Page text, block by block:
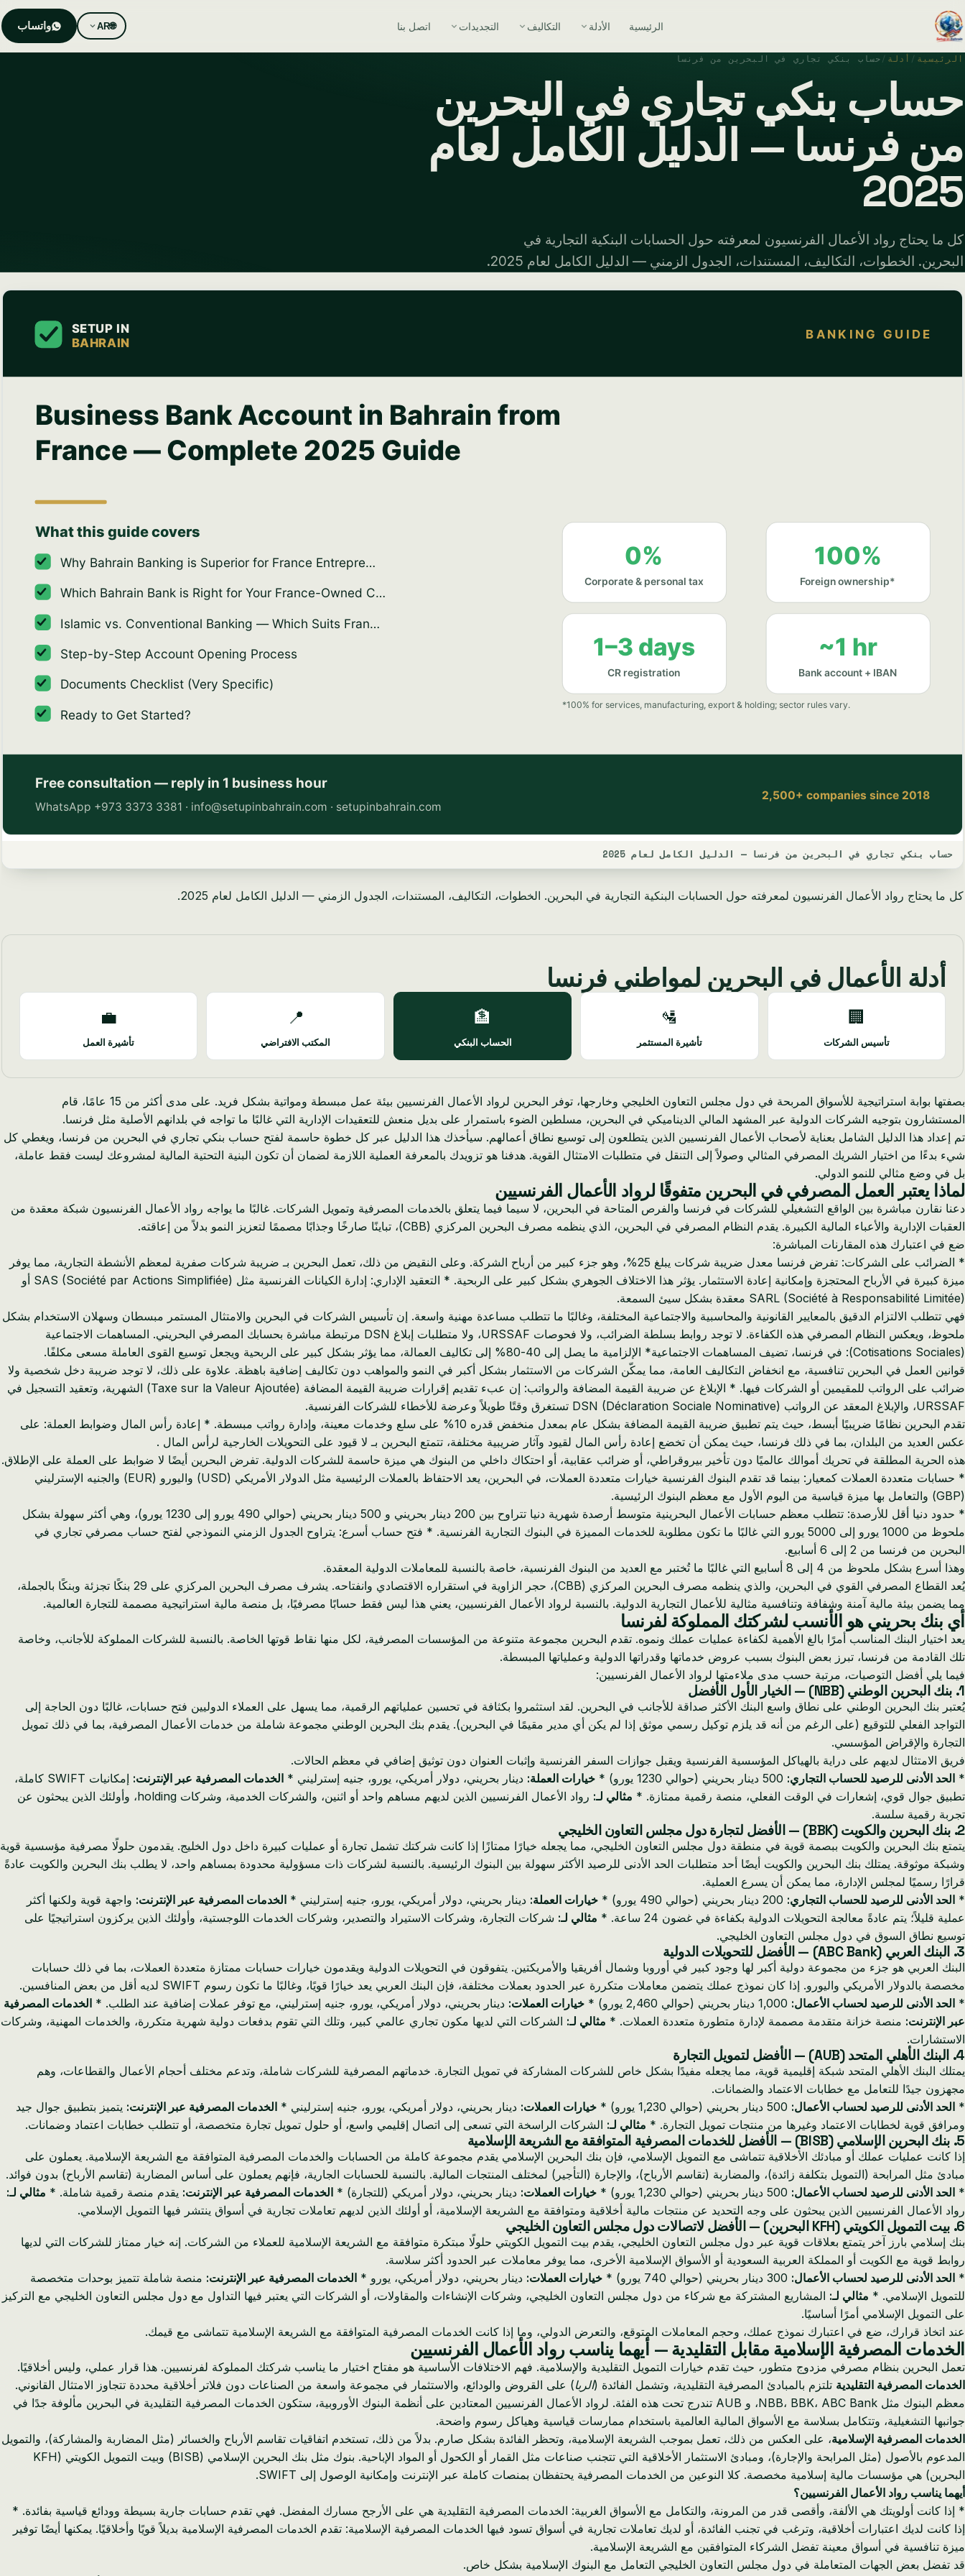
الرئيسية الأدلة التكاليف التجديدات اتصل بنا 🌐
AR واتساب
الرئيسية / أدلة /حساب بنكي تجاري في البحرين من فرنسا
حساب بنكي تجاري في البحرين
من فرنسا — الدليل الكامل لعام
2025
كل ما يحتاج رواد الأعمال الفرنسيون لمعرفته حول الحسابات البنكية التجارية في
البحرين. الخطوات، التكاليف، المستندات، الجدول الزمني — الدليل الكامل لعام 2025.
حساب بنكي تجاري في البحرين من فرنسا — الدليل الكامل لعام 2025
كل ما يحتاج رواد الأعمال الفرنسيون لمعرفته حول الحسابات البنكية التجارية في البحرين. الخطوات، التكاليف، المستندات، الجدول الزمني — الدليل الكامل لعام 2025.
أدلة الأعمال في البحرين لمواطني فرنسا
🏢
تأسيس الشركات
🛂
تأشيرة المستثمر
🏦
الحساب البنكي
📍
المكتب الافتراضي
💼
تأشيرة العمل
بصفتها بوابة استراتيجية للأسواق المربحة في دول مجلس التعاون الخليجي وخارجها، توفر البحرين لرواد الأعمال الفرنسيين بيئة عمل مبسطة ومواتية بشكل فريد. على مدى أكثر من 15 عامًا، قام
المستشارون بتوجيه الشركات الدولية عبر المشهد المالي الديناميكي في البحرين، مسلطين الضوء باستمرار على بديل منعش للتعقيدات الإدارية التي غالبًا ما تواجه في بلدانهم الأصلية مثل فرنسا.
تم إعداد هذا الدليل الشامل بعناية لأصحاب الأعمال الفرنسيين الذين يتطلعون إلى توسيع نطاق أعمالهم. سيأخذك هذا الدليل عبر كل خطوة حاسمة لفتح حساب بنكي تجاري في البحرين من فرنسا، ويغطي كل
شيء بدءًا من اختيار الشريك المصرفي المثالي وصولاً إلى التنقل في متطلبات الامتثال القوية. هدفنا هو تزويدك بالمعرفة العملية اللازمة لضمان أن تكون البنية التحتية المالية لمشروعك ليست فقط عاملة،
بل في وضع مثالي للنمو الدولي.
لماذا يعتبر العمل المصرفي في البحرين متفوقًا لرواد الأعمال الفرنسيين
دعنا نقارن مباشرة بين الواقع التشغيلي للشركات في فرنسا والفرص المتاحة في البحرين، لا سيما فيما يتعلق بالخدمات المصرفية وتمويل الشركات. غالبًا ما يواجه رواد الأعمال الفرنسيون شبكة معقدة من
العقبات الإدارية والأعباء المالية الكبيرة. يقدم النظام المصرفي في البحرين، الذي ينظمه مصرف البحرين المركزي (CBB)، تباينًا صارخًا وجذابًا مصممًا لتعزيز النمو بدلاً من إعاقته.
ضع في اعتبارك هذه المقارنات المباشرة:
* الضرائب على الشركات: تفرض فرنسا معدل ضريبة شركات يبلغ 25%، وهو جزء كبير من أرباح الشركة. وعلى النقيض من ذلك، تعمل البحرين بـ ضريبة شركات صفرية لمعظم الأنشطة التجارية، مما يوفر
ميزة كبيرة في الأرباح المحتجزة وإمكانية إعادة الاستثمار. يؤثر هذا الاختلاف الجوهري بشكل كبير على الربحية. * التعقيد الإداري: إدارة الكيانات الفرنسية مثل SAS (Société par Actions Simplifiée) أو
SARL (Société à Responsabilité Limitée) معقدة بشكل سيئ السمعة.
فهي تتطلب الالتزام الدقيق بالمعايير القانونية والمحاسبية والاجتماعية المختلفة، وغالبًا ما تتطلب مساعدة مهنية واسعة. إن تأسيس الشركات في البحرين والامتثال المستمر مبسطان وسهلان الاستخدام بشكل
ملحوظ، ويعكس النظام المصرفي هذه الكفاءة. لا توجد روابط بسلطة الضرائب، ولا فحوصات URSSAF، ولا متطلبات إبلاغ DSN مرتبطة مباشرة بحسابك المصرفي البحريني. المساهمات الاجتماعية
(Cotisations Sociales): في فرنسا، تضيف المساهمات الاجتماعية* الإلزامية ما يصل إلى 40-80% إلى تكاليف العمالة، مما يؤثر بشكل كبير على الربحية ويجعل توسيع القوى العاملة مسعى مكلفًا.
قوانين العمل في البحرين تنافسية، مع انخفاض التكاليف العامة، مما يمكّن الشركات من الاستثمار بشكل أكبر في النمو والمواهب دون تكاليف إضافية باهظة. علاوة على ذلك، لا توجد ضريبة دخل شخصية ولا
ضرائب على الرواتب للمقيمين أو الشركات فيها. * الإبلاغ عن ضريبة القيمة المضافة والرواتب: إن عبء تقديم إقرارات ضريبة القيمة المضافة (Taxe sur la Valeur Ajoutée) الشهرية، وتعقيد التسجيل في
URSSAF، والإبلاغ المعقد عن الرواتب DSN (Déclaration Sociale Nominative) تستغرق وقتًا طويلاً وعرضة للأخطاء للشركات الفرنسية.
تقدم البحرين نظامًا ضريبيًا أبسط، حيث يتم تطبيق ضريبة القيمة المضافة بشكل عام بمعدل منخفض قدره 10% على سلع وخدمات معينة، وإدارة رواتب مبسطة. * إعادة رأس المال وضوابط العملة: على
عكس العديد من البلدان، بما في ذلك فرنسا، حيث يمكن أن تخضع إعادة رأس المال لقيود وآثار ضريبية مختلفة، تتمتع البحرين بـ لا قيود على التحويلات الخارجية لرأس المال .
هذه الحرية المطلقة في تحريك أموالك عالميًا دون تأخير بيروقراطي، أو ضرائب عقابية، أو احتكاك داخلي من البنوك هي ميزة حاسمة للشركات الدولية. تفرض البحرين أيضًا لا ضوابط على العملة على الإطلاق.
* حسابات متعددة العملات كمعيار: بينما قد تقدم البنوك الفرنسية خيارات متعددة العملات، في البحرين، يعد الاحتفاظ بالعملات الرئيسية مثل الدولار الأمريكي (USD) واليورو (EUR) والجنيه الإسترليني
(GBP) والتعامل بها ميزة قياسية من اليوم الأول مع معظم البنوك الرئيسية.
* حدود دنيا أقل للأرصدة: تتطلب معظم حسابات الأعمال البحرينية متوسط أرصدة شهرية دنيا تتراوح بين 200 دينار بحريني و 500 دينار بحريني (حوالي 490 يورو إلى 1230 يورو)، وهي أكثر سهولة بشكل
ملحوظ من 1000 يورو إلى 5000 يورو التي غالبًا ما تكون مطلوبة للخدمات المميزة في البنوك التجارية الفرنسية. * فتح حساب أسرع: يتراوح الجدول الزمني النموذجي لفتح حساب مصرفي تجاري في
البحرين من فرنسا من 2 إلى 6 أسابيع.
وهذا أسرع بشكل ملحوظ من 4 إلى 8 أسابيع التي غالبًا ما تُختبر مع العديد من البنوك الفرنسية، خاصة بالنسبة للمعاملات الدولية المعقدة.
يُعد القطاع المصرفي القوي في البحرين، والذي ينظمه مصرف البحرين المركزي (CBB)، حجر الزاوية في استقراره الاقتصادي وانفتاحه. يشرف مصرف البحرين المركزي على 29 بنكًا تجزئة وبنكًا بالجملة،
مما يضمن بيئة مالية آمنة وشفافة وتنافسية مثالية للأعمال التجارية الدولية. بالنسبة لرواد الأعمال الفرنسيين، يعني هذا ليس فقط حسابًا مصرفيًا، بل منصة مالية استراتيجية مصممة للتجارة العالمية.
أي بنك بحريني هو الأنسب لشركتك المملوكة لفرنسا
يعد اختيار البنك المناسب أمرًا بالغ الأهمية لكفاءة عمليات عملك ونموه. تقدم البحرين مجموعة متنوعة من المؤسسات المصرفية، لكل منها نقاط قوتها الخاصة. بالنسبة للشركات المملوكة للأجانب، وخاصة
تلك القادمة من فرنسا، تبرز بعض البنوك بسبب عروض خدماتها وقدراتها الدولية وعملياتها المبسطة.
فيما يلي أفضل التوصيات، مرتبة حسب مدى ملاءمتها لرواد الأعمال الفرنسيين:
1. بنك البحرين الوطني (NBB) — الخيار الأول الأفضل
يُعتبر بنك البحرين الوطني على نطاق واسع البنك الأكثر صداقة للأجانب في البحرين. لقد استثمروا بكثافة في تحسين عملياتهم الرقمية، مما يسهل على العملاء الدوليين فتح حسابات، غالبًا دون الحاجة إلى
التواجد الفعلي للتوقيع (على الرغم من أنه قد يلزم توكيل رسمي موثق إذا لم يكن أي مدير مقيمًا في البحرين). يقدم بنك البحرين الوطني مجموعة شاملة من خدمات الأعمال المصرفية، بما في ذلك تمويل
التجارة والإقراض المؤسسي.
فريق الامتثال لديهم على دراية بالهياكل المؤسسية الفرنسية ويقبل جوازات السفر الفرنسية وإثبات العنوان دون توثيق إضافي في معظم الحالات.
* الحد الأدنى للرصيد للحساب التجاري: خيارات العملة: دينار بحريني، دولار أمريكي، يورو، جنيه إسترليني * الخدمات المصرفية عبر الإنترنت:
إمكانيات SWIFT كاملة،
تطبيق جوال قوي، إشعارات في الوقت الفعلي، منصة رقمية ممتازة. * مثالي لـ:
رواد الأعمال الفرنسيين الذين لديهم مساهم واحد أو اثنين، والشركات الخدمية، وشركات holding، وأولئك الذين يبحثون عن
تجربة رقمية سلسة.
2. بنك البحرين والكويت (BBK) — الأفضل لتجارة دول مجلس التعاون الخليجي
يتمتع بنك البحرين والكويت ببصمة قوية في منطقة دول مجلس التعاون الخليجي، مما يجعله خيارًا ممتازًا إذا كانت شركتك تشمل تجارة أو عمليات كبيرة داخل دول الخليج. يقدمون حلولًا مصرفية مؤسسية قوية
وشبكة موثوقة. يمتلك بنك البحرين والكويت أيضًا أحد متطلبات الحد الأدنى للرصيد الأكثر سهولة بين البنوك الرئيسية. بالنسبة لشركات ذات مسؤولية محدودة بمساهم واحد، لا يطلب بنك البحرين والكويت عادةً
قرارًا رسميًا لمجلس الإدارة، مما يمكن أن يسرع العملية.
* الحد الأدنى للرصيد للحساب التجاري: خيارات العملة: دينار بحريني، دولار أمريكي، يورو، جنيه إسترليني * الخدمات المصرفية عبر الإنترنت: واجهة قوية ولكنها أكثر
عملية قليلاً؛ يتم عادةً معالجة التحويلات الدولية بكفاءة في غضون 24 ساعة. *
مثالي لـ: شركات التجارة، وشركات الاستيراد والتصدير، وشركات الخدمات اللوجستية، وأولئك الذين يركزون استراتيجيًا على
توسيع نطاق السوق في دول مجلس التعاون الخليجي.
3. البنك العربي (ABC Bank) — الأفضل للتحويلات الدولية
البنك العربي هو جزء من مجموعة دولية أكبر لها وجود كبير في أوروبا وشمال أفريقيا والأمريكتين. يتفوقون في التحويلات الدولية ويقدمون خيارات حسابات ممتازة متعددة العملات، بما في ذلك حسابات
مخصصة بالدولار الأمريكي واليورو. إذا كان نموذج عملك يتضمن معاملات متكررة عبر الحدود بعملات مختلفة، فإن البنك العربي يعد خيارًا قويًا، وغالبًا ما تكون رسوم SWIFT لديه أقل من بعض المنافسين.
* الحد الأدنى للرصيد لحساب الأعمال: خيارات العملات: دينار بحريني، دولار أمريكي، يورو، جنيه إسترليني، مع توفر عملات إضافية عند الطلب. * الخدمات المصرفية
عبر الإنترنت: منصة خزانة متقدمة مصممة لإدارة متطورة متعددة العملات. * مثالي لـ: الشركات التي لديها مكون تجاري عالمي كبير، وتلك التي تقوم بدفعات دولية شهرية متكررة، والخدمات المهنية، وشركات
الاستشارات.
4. البنك الأهلي المتحد (AUB) — الأفضل لتمويل التجارة
يمتلك البنك الأهلي المتحد شبكة إقليمية قوية، مما يجعله مفيدًا بشكل خاص للشركات المشاركة في تمويل التجارة. خدماتهم المصرفية للشركات شاملة، وتدعم مختلف أحجام الأعمال والقطاعات، وهم
مجهزون جيدًا للتعامل مع خطابات الاعتماد والضمانات.
* الحد الأدنى للرصيد لحساب الأعمال: خيارات العملات: دينار بحريني، دولار أمريكي، يورو، جنيه إسترليني * الخدمات المصرفية عبر الإنترنت: يتميز بتطبيق جوال جيد
ومرافق قوية لخطابات الاعتماد وغيرها من منتجات تمويل التجارة. * مثالي لـ: الشركات الراسخة التي تسعى إلى اتصال إقليمي واسع، أو حلول تمويل تجارة متخصصة، أو تتطلب خطابات اعتماد وضمانات.
5. بنك البحرين الإسلامي (BISB) — الأفضل للخدمات المصرفية المتوافقة مع الشريعة الإسلامية
إذا كانت عمليات عملك أو مبادئك الأخلاقية تتماشى مع التمويل الإسلامي، فإن بنك البحرين الإسلامي يقدم مجموعة كاملة من الحسابات والخدمات المصرفية المتوافقة مع الشريعة الإسلامية. يعملون على
مبادئ مثل المرابحة (التمويل بتكلفة زائدة)، والمضاربة (تقاسم الأرباح)، والإجارة (التأجير) لمختلف المنتجات المالية. بالنسبة للحسابات الجارية، فإنهم يعملون على أساس المضاربة (تقاسم الأرباح) بدون فوائد.
* الحد الأدنى للرصيد لحساب الأعمال: خيارات العملات: دينار بحريني، دولار أمريكي (للتجارة) * الخدمات المصرفية عبر الإنترنت: يقدم منصة رقمية شاملة. * مثالي لـ:
رواد الأعمال الفرنسيين الذين يبحثون على وجه التحديد عن منتجات مالية أخلاقية ومتوافقة مع الشريعة الإسلامية، أو أولئك الذين لديهم تعاملات تجارية في أسواق ينتشر فيها التمويل الإسلامي.
6. بيت التمويل الكويتي (KFH البحرين) — الأفضل لاتصالات دول مجلس التعاون الخليجي
بنك إسلامي بارز آخر يتمتع بعلاقات قوية عبر دول مجلس التعاون الخليجي، يقدم بيت التمويل الكويتي حلولًا مبتكرة متوافقة مع الشريعة الإسلامية للعملاء من الشركات. إنه خيار ممتاز للشركات التي لديها
روابط قوية مع الكويت أو المملكة العربية السعودية أو الأسواق الإسلامية الأخرى، مما يوفر معاملات عبر الحدود أكثر سلاسة.
* الحد الأدنى للرصيد لحساب الأعمال: خيارات العملات: دينار بحريني، دولار أمريكي، يورو * الخدمات المصرفية عبر الإنترنت: منصة شاملة تتميز بوحدات متخصصة
للتمويل الإسلامي. * مثالي لـ: المشاريع المشتركة مع شركاء من دول مجلس التعاون الخليجي، وشركات الإنشاءات والمقاولات، أو الشركات التي يعتبر فيها التداول مع دول مجلس التعاون الخليجي مع التركيز
على التمويل الإسلامي أمرًا أساسيًا.
عند اتخاذ قرارك، ضع في اعتبارك نموذج عملك، وحجم المعاملات المتوقع، والتعرض الدولي، وما إذا كانت الخدمات المصرفية المتوافقة مع الشريعة الإسلامية تتماشى مع قيمك.
الخدمات المصرفية الإسلامية مقابل التقليدية — أيهما يناسب رواد الأعمال الفرنسيين
تعمل البحرين بنظام مصرفي مزدوج متطور، حيث تقدم خيارات التمويل التقليدية والإسلامية. فهم الاختلافات الأساسية هو مفتاح اختيار ما يناسب شركتك المملوكة لفرنسيين. هذا قرار عملي، وليس أخلاقيًا.
الخدمات المصرفية التقليدية تلتزم بالمبادئ المصرفية التقليدية، وتشمل الفائدة (الربا) على القروض والودائع، والاستثمار في مجموعة واسعة من الصناعات دون فلاتر أخلاقية محددة تتجاوز الامتثال القانوني.
معظم البنوك مثل NBB، BBK، ABC Bank، و AUB تندرج تحت هذه الفئة. لرواد الأعمال الفرنسيين المعتادين على أنظمة البنوك الأوروبية، ستكون الخدمات المصرفية التقليدية في البحرين مألوفة جدًا في
جوانبها التشغيلية، وتتكامل بسلاسة مع الأسواق المالية العالمية باستخدام ممارسات قياسية وهياكل رسوم واضحة.
الخدمات المصرفية الإسلامية، على العكس من ذلك، تعمل بموجب الشريعة الإسلامية، وتحظر الفائدة بشكل صارم. بدلاً من ذلك، تستخدم اتفاقيات تقاسم الأرباح والخسائر (مثل المضاربة والمشاركة)، والتمويل
المدعوم بالأصول (مثل المرابحة والإجارة)، ومبادئ الاستثمار الأخلاقية التي تتجنب صناعات مثل القمار أو الكحول أو المواد الإباحية. بنوك مثل بنك البحرين الإسلامي (BISB) وبيت التمويل الكويتي (KFH
البحرين) هي مؤسسات مالية إسلامية مخصصة. كلا النوعين من الخدمات المصرفية يحتفظان بمنصات كاملة عبر الإنترنت وإمكانية الوصول إلى SWIFT.
أيهما يناسب رواد الأعمال الفرنسيين؟
* إذا كانت أولويتك هي الألفة، وأقصى قدر من المرونة، والتكامل مع الأسواق الغربية: الخدمات المصرفية التقليدية هي على الأرجح مسارك المفضل. فهي تقدم حسابات جارية بسيطة وودائع قياسية بفائدة. *
إذا كانت لديك اعتبارات أخلاقية، وترغب في تجنب الفائدة، أو لديك تعاملات تجارية في أسواق تسود فيها الخدمات المصرفية الإسلامية: تقدم الخدمات المصرفية الإسلامية بديلاً قويًا وأخلاقيًا. يمكنها أيضًا توفير
ميزة تنافسية في أسواق معينة تفضل الشركاء المتوافقين مع الشريعة الإسلامية.
قد تفضل بعض الجهات المتعاملة في دول مجلس التعاون الخليجي التعامل مع البنوك الإسلامية بشكل خاص.